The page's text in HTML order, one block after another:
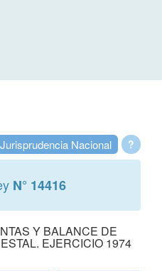
?
Nacional
N° 14416
Y BALANCE DE
EJERCICIO 1974